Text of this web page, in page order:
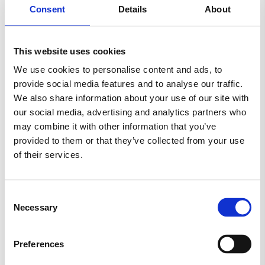
Consent Details About
This website uses cookies
We use cookies to personalise content and ads, to
provide social media features and to analyse our traffic.
We also share information about your use of our site with
our social media, advertising and analytics partners who
may combine it with other information that you’ve
provided to them or that they’ve collected from your use
of their services.
Selection
Necessary
Preferences
HARIBO JUL
MARS MORS DAG NYT SLIK
RED BAND SALTLAKRIDS SKITTLES
SKUM SLIKAWAY
SLIKPOSER SURT SLIK
TILBUD